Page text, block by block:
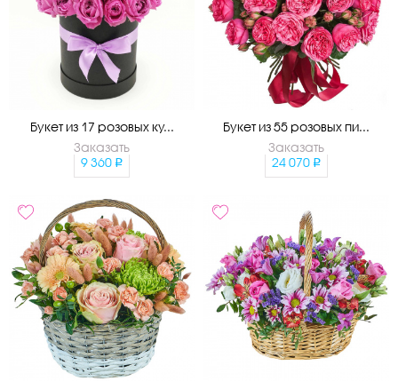
Букет из 17 розовых ку...
Заказать
9 360
Букет из 55 розовых пи...
Заказать
24 070